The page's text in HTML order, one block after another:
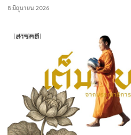
8 มิถุนายน 2026